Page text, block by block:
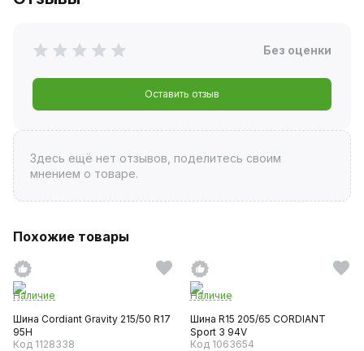
Без оценки
Оставить отзыв
Здесь ещё нет отзывов, поделитесь своим
мнением о товаре.
Похожие товары
Наличие
Шина Cordiant Gravity 215/50 R17
95H
Код 1128338
Наличие
Шина R15 205/65 CORDIANT
Sport 3 94V
Код 1063654